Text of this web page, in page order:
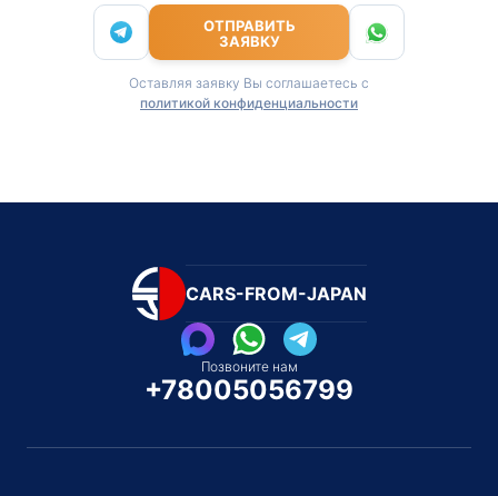
ОТПРАВИТЬ
ЗАЯВКУ
Оставляя заявку Вы соглашаетесь с
политикой конфиденциальности
CARS-FROM-JAPAN
Позвоните нам
+78005056799